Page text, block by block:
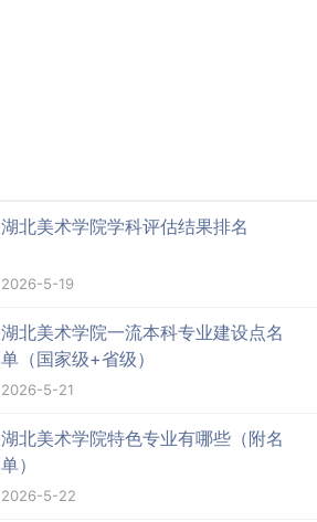
湖北美术学院学科评估结果排名
2026-5-19
湖北美术学院一流本科专业建设点名
单（国家级+省级）
2026-5-21
湖北美术学院特色专业有哪些（附名
单）
2026-5-22